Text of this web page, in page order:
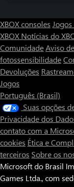
XBOX consoles Jogos
XBOX Notícias do
ComunidadeAviso
fotossensibilidade
Devoluções
Jogos
Português (Brasil)
Suas opções
Privacidade dos
contato com a
cookies Ética e
terceiros Sobre os
Microsoft do Brasil
Games Ltda., com